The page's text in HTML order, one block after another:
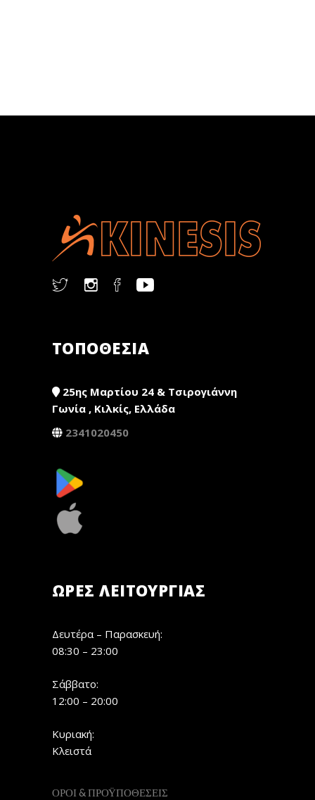
ΤΟΠΟΘΕΣΙΑ
25ης Μαρτίου 24 & Τσιρογιάννη
Γωνία , Κιλκίς, Ελλάδα
2341020450
ΏΡΕΣ ΛΕΙΤΟΥΡΓΊΑΣ
Δευτέρα – Παρασκευή:
08:30 – 23:00
Σάββατο:
12:00 – 20:00
Κυριακή:
Κλειστά
ΟΡΟΙ & ΠΡΟΫΠΟΘΕΣΕΙΣ